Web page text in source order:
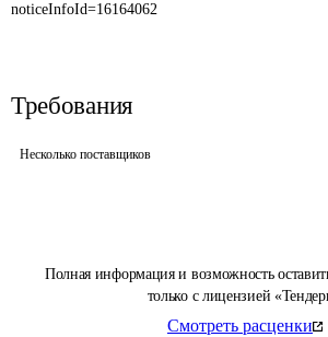
Полная информация и возможность
только с лицензией
Смотреть расценки
noticeInfoId=16164062
Требования
Несколько поставщиков